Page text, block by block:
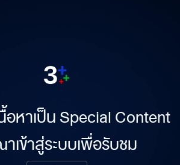
อหาเป็น Special Content
เข้าสู่ระบบเพื่อรับชม